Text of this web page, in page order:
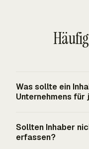
Was sollte ein
Unternehmens
Projekt, den Service
Sollten Inhaber
erfassen?